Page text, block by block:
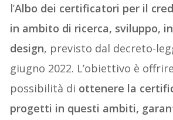
l’Albo dei certificatori per il
in ambito di ricerca, sviluppo,
design, previsto dal decreto-
giugno 2022. L’obiettivo è
possibilità di ottenere la
progetti in questi ambiti,